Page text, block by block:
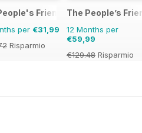
Friend Pocket Novels
per €31,99
Risparmio
The People’s
12 Months per
€59,99
€129.48 Risparmio